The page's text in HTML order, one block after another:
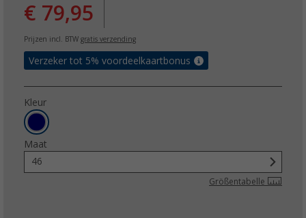
€ 79,95
Prijzen incl. BTW gratis verzending
Verzeker tot 5% voordeelkaartbonus
Kleur
Maat
46
Größentabelle